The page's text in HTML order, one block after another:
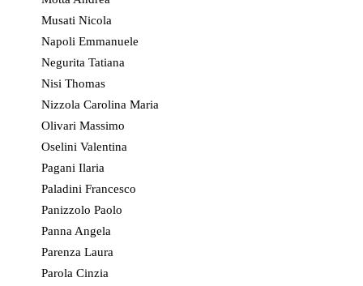
Musati Nicola
Napoli Emmanuele
Negurita Tatiana
Nisi Thomas
Nizzola Carolina Maria
Olivari Massimo
Oselini Valentina
Pagani Ilaria
Paladini Francesco
Panizzolo Paolo
Panna Angela
Parenza Laura
Parola Cinzia